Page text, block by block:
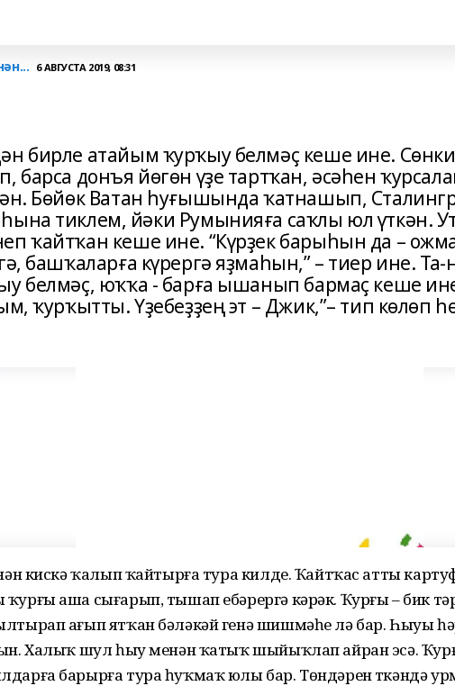
6 АВГУСТА 2019, 08:31
бирле атайым ҡурҡыу белмәҫ кеше ине.
барса донъя йөгөн үҙе тартҡан, әсәһен
Бөйөк Ватан һуғышында ҡатнашып,
тиклем, йәки Румынияға саҡлы юл үткән.
ҡайтҡан кеше ине. “Күрҙек барыһын да –
башҡаларға күрергә яҙмаһын,” – тиер ине. Та-
белмәҫ, юҡҡа - барға ышанып бармаҫ кеше
ҡурҡытты. Үҙебеҙҙең эт – Джик,”– тип көлөп
кискә ҡалып ҡайтырға тура килде. Ҡайтҡас атты
аша сығарып, тышап ебәрергә кәрәк. Ҡурғы – бик
ағып ятҡан бәләкәй генә шишмәһе лә бар. Һыуы
Халыҡ шул һыу менән ҡатыҡ шыйыҡлап айран эсә.
барырға тура һуҡмаҡ юлы бар. Төндәрен үткәндә